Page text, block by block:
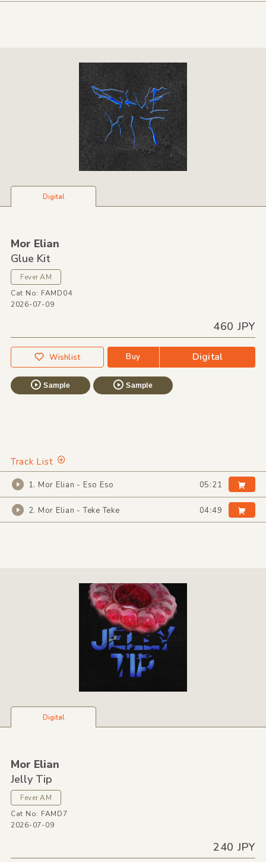
Digital
Mor Elian
Glue Kit
Fever AM
Cat No: FAMD04
2026-07-09
460 JPY
Wishlist Buy Digital
Sample Sample
Track List
1. Mor Elian - Eso Eso 05:21
2. Mor Elian - Teke Teke 04:49
Digital
Mor Elian
Jelly Tip
Fever AM
Cat No: FAMD7
2026-07-09
240 JPY